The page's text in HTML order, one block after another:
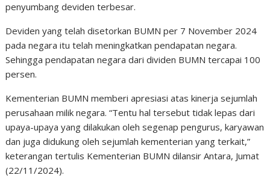
penyumbang deviden terbesar.
Deviden yang telah disetorkan BUMN per 7 November 2024
pada negara itu telah meningkatkan pendapatan negara.
Sehingga pendapatan negara dari dividen BUMN tercapai 100
persen.
Kementerian BUMN memberi apresiasi atas kinerja sejumlah
perusahaan milik negara. “Tentu hal tersebut tidak lepas dari
upaya-upaya yang dilakukan oleh segenap pengurus, karyawan
dan juga didukung oleh sejumlah kementerian yang terkait,”
keterangan tertulis Kementerian BUMN dilansir Antara, Jumat
(22/11/2024).